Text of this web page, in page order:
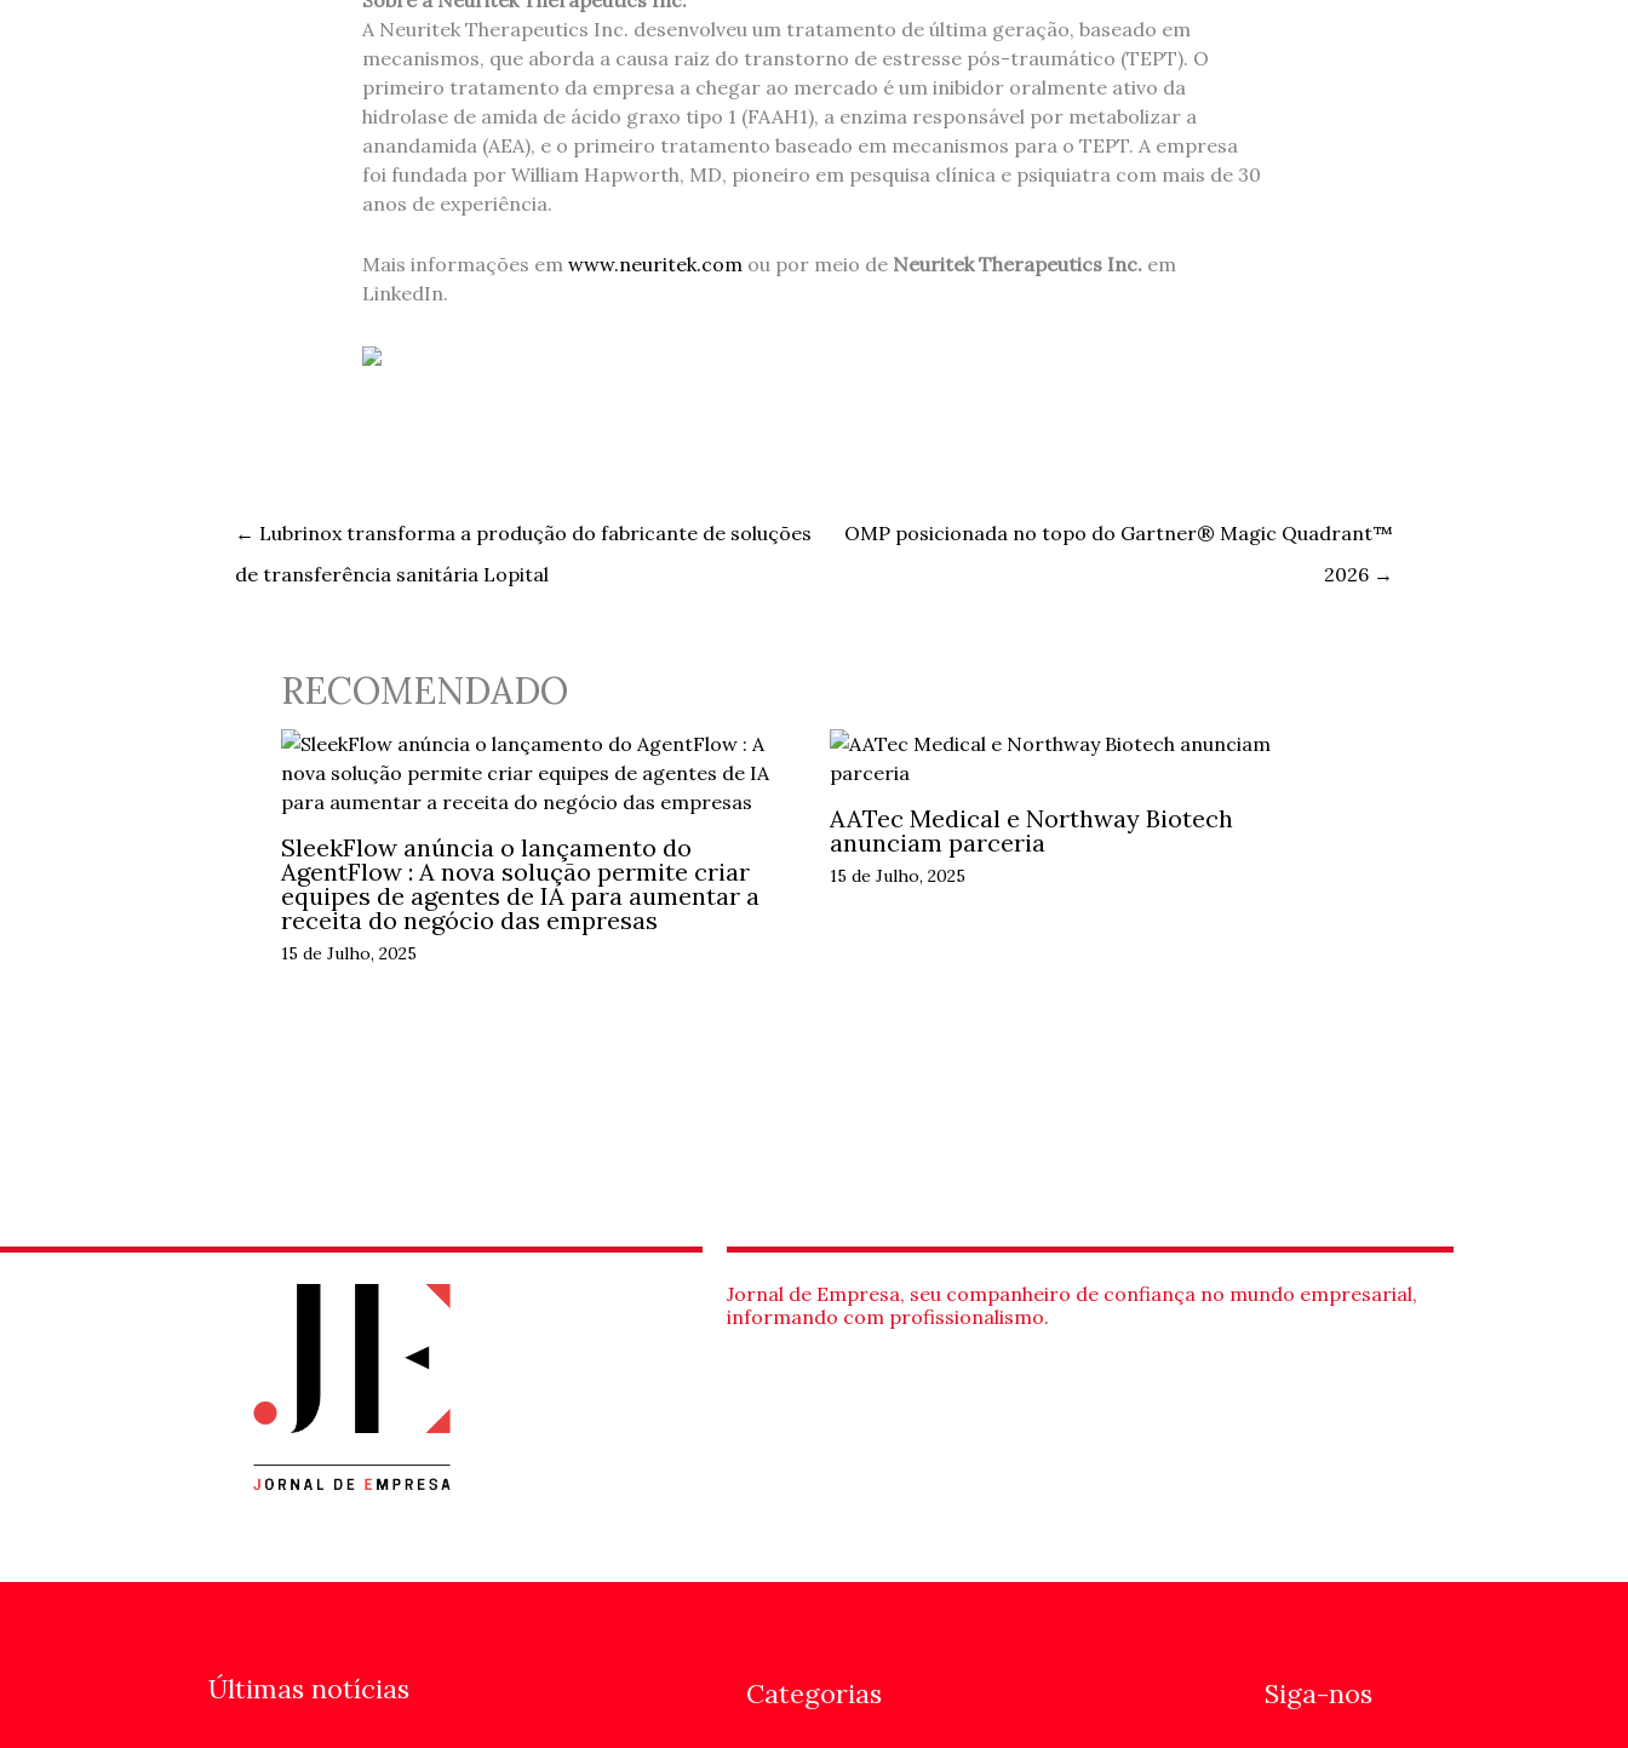
A Neuritek Therapeutics Inc. desenvolveu um tratamento de última geração, baseado em
mecanismos, que aborda a causa raiz do transtorno de estresse pós-traumático (TEPT). O
primeiro tratamento da empresa a chegar ao mercado é um inibidor oralmente ativo da
hidrolase de amida de ácido graxo tipo 1 (FAAH1), a enzima responsável por metabolizar a
anandamida (AEA), e o primeiro tratamento baseado em mecanismos para o TEPT. A empresa
foi fundada por William Hapworth, MD, pioneiro em pesquisa clínica e psiquiatra com mais de 30
anos de experiência.
Mais informações em www.neuritek.com ou por meio de Neuritek Therapeutics Inc. em
LinkedIn.
← Lubrinox transforma a produção do fabricante de soluções
de transferência sanitária Lopital
OMP posicionada no topo do Gartner® Magic Quadrant™
2026 →
RECOMENDADO
SleekFlow anúncia o lançamento do
AgentFlow : A nova solução permite criar
equipes de agentes de IA para aumentar a
receita do negócio das empresas
15 de Julho, 2025
AATec Medical e Northway Biotech
anunciam parceria
15 de Julho, 2025
Jornal de Empresa, seu companheiro de confiança no mundo empresarial,
informando com profissionalismo.
Últimas notícias Categorias Siga-nos